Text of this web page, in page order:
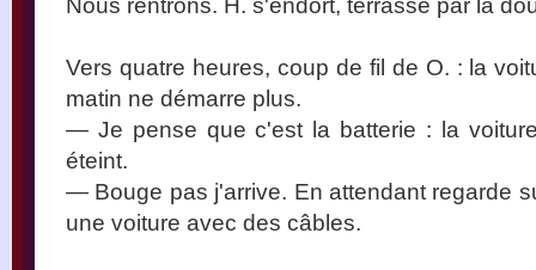
Nous rentrons. H. s'endort, terrassé par la
Vers quatre heures, coup de fil de O. : la
matin ne démarre plus.
— Je pense que c'est la batterie : la
éteint.
— Bouge pas j'arrive. En attendant regarde
une voiture avec des câbles.